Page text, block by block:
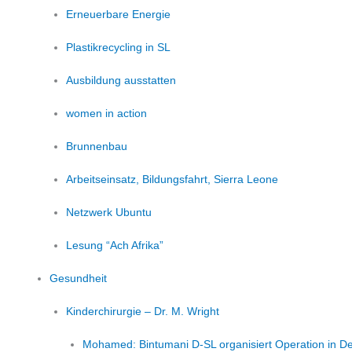
Erneuerbare Energie
Plastikrecycling in SL
Ausbildung ausstatten
women in action
Brunnenbau
Arbeitseinsatz, Bildungsfahrt, Sierra Leone
Netzwerk Ubuntu
Lesung “Ach Afrika”
Gesundheit
Kinderchirurgie – Dr. M. Wright
Mohamed: Bintumani D-SL organisiert Operation in